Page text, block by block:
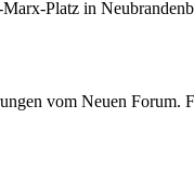
Platz in
vom Neuen Forum.